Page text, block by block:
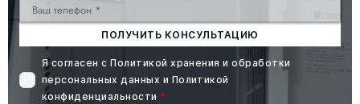
ПОЛУЧИТЬ КОНСУЛЬТАЦИЮ
Я согласен сПолитикой хранения и обработки
персональных данных и Политикой
конфиденциальности *